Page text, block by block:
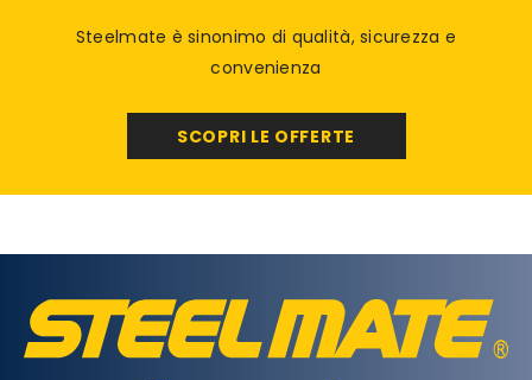
Steelmate è sinonimo di qualità, sicurezza e
convenienza
SCOPRI LE OFFERTE